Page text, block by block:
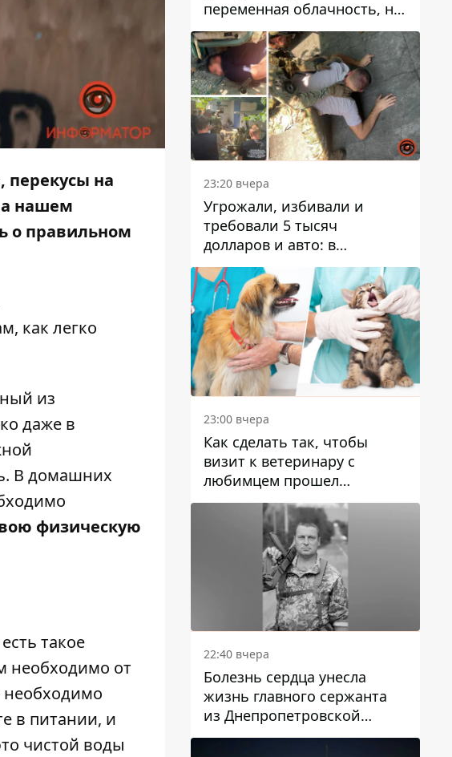
перекусы на
нашем
о правильном
как легко
из
даже в
В домашних
физическую
такое
необходимо от
необходимо
в питании, и
чистой воды
переменная облачность, но
может пойти дождь
23:20 вчера
Угрожали, избивали и
требовали 5 тысяч
долларов и авто: в
Павлограде задержали двух
мужчин
23:00 вчера
Как сделать так, чтобы
визит к ветеринару с
любимцем прошел
спокойно: простые советы
22:40 вчера
Болезнь сердца унесла
жизнь главного сержанта
из Днепропетровской
области Юрия Свистуна